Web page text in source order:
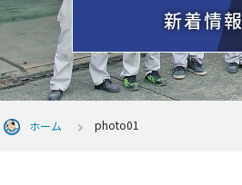
新着情報
ホーム photo01